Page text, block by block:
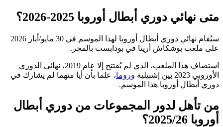
متى نهائي دوري أبطال أوروبا 2025-2026؟
سيُقام نهائي دوري أبطال أوروبا لهذا الموسم في 30 مايو/أيار 2026
على ملعب بوشكاش أرينا في بودابست بالمجر.
استضاف هذا الملعب، الذي لم يُفتتح إلا عام 2019، نهائي الدوري
الأوروبي 2023 بين إشبيلية
وروما، علما بأن أيا منهما لم يشارك في
دوري أبطال أوروبا هذا الموسم.
من تأهل لدور المجموعات من دوري أبطال
أوروبا 2025/26؟